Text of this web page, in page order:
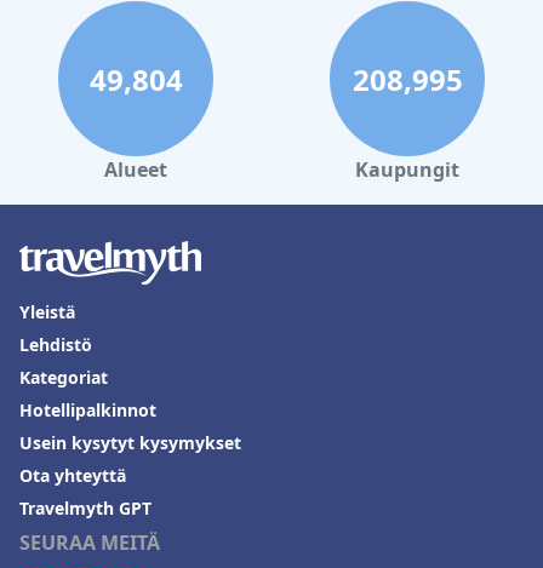
49,804
Alueet
208,995
Kaupungit
SEURAA MEITÄ
Yleistä
Lehdistö
Kategoriat
Hotellipalkinnot
Usein kysytyt kysymykset
Ota yhteyttä
Travelmyth GPT